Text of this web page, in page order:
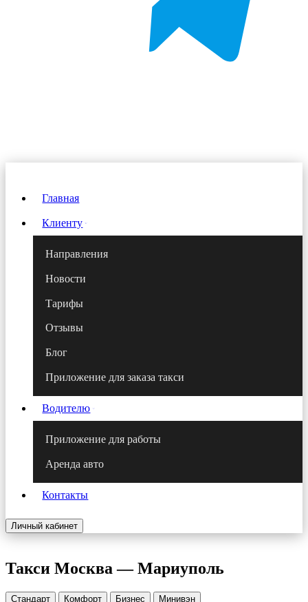
Главная
Клиенту
Направления
Новости
Тарифы
Отзывы
Блог
Приложение для заказа такси
Водителю
Приложение для работы
Аренда авто
Контакты
Личный кабинет
Такси Москва — Мариуполь
Стандарт Комфорт Бизнес Минивэн